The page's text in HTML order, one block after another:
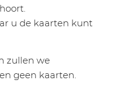
u de kaarten kunt
zullen we
geen kaarten.